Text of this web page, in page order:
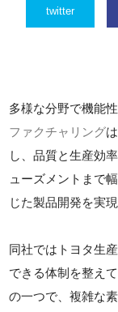
twitter
多様な分野で機能
ファクチャリング
し、品質と生産効
ューズメントまで
じた製品開発を実
同社ではトヨタ生
できる体制を整え
の一つで、複雑な